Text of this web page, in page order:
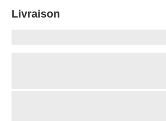
Livraison